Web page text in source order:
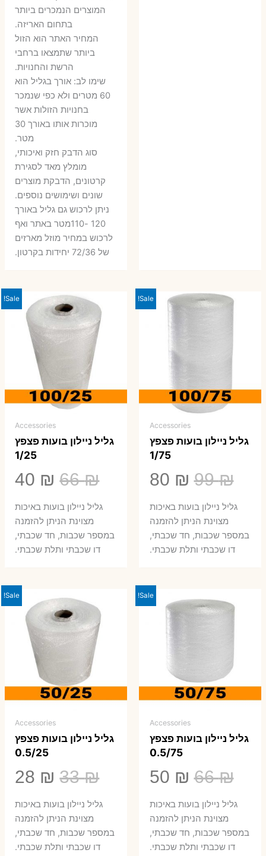
היה:
9 ₪.
6 ₪.
המוצרים הנמכרים ביותר
בתחום האריזה.
המחיר האתר הוא הזול
ביותר שתמצאו ברחבי
הרשת והחנויות.
שימו לב: אורך בגליל הוא
60 מטרים ולא כפי שנמכר
בחנויות הזולות אשר
מוכרות אותו באורך 30
מטר.
סוג הדבק חזק ואיכותי,
מומלץ מאד לסגירת
קרטונים, הדבקת מוצרים
שונים ושימושים נוספים.
ניתן לרכוש גם גליל באורך
120 -110מטר באתר ואף
לרכוש במחיר מוזל מארזים
של 72/36 יחידות בקרטון.
Sale!
Accessories
גליל ניילון בועות פצפץ
1/75
99₪
המחיר
המקורי
היה:
99 ₪.
80 ₪
הנוכחיגליל ניילון בועות באיכות
מצוינת הניתן להזמנה
במספר שכבות, חד שכבתי,
דו שכבתי ותלת שכבתי.
Sale!
Accessories
גליל ניילון בועות פצפץ
1/25
66₪
המחיר
המקורי
היה:
66 ₪.
40 ₪
₪.
גליל ניילון בועות באיכות
מצוינת הניתן להזמנה
במספר שכבות, חד שכבתי,
דו שכבתי ותלת שכבתי.
Sale!
Accessories
גליל ניילון בועות פצפץ
0.5/75
66₪
המחיר
המקורי
היה:
66 ₪.
50 ₪
הנוכחיגליל ניילון בועות באיכות
מצוינת הניתן להזמנה
במספר שכבות, חד שכבתי,
דו שכבתי ותלת שכבתי.
Sale!
Accessories
גליל ניילון בועות פצפץ
0.5/25
33₪
המחיר
המקורי
היה:
33 ₪.
28 ₪
₪.
גליל ניילון בועות באיכות
מצוינת הניתן להזמנה
במספר שכבות, חד שכבתי,
דו שכבתי ותלת שכבתי.